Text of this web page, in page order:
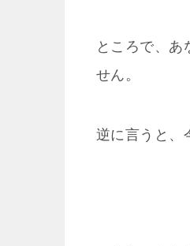
ところで、あ
せん。
逆に言うと、